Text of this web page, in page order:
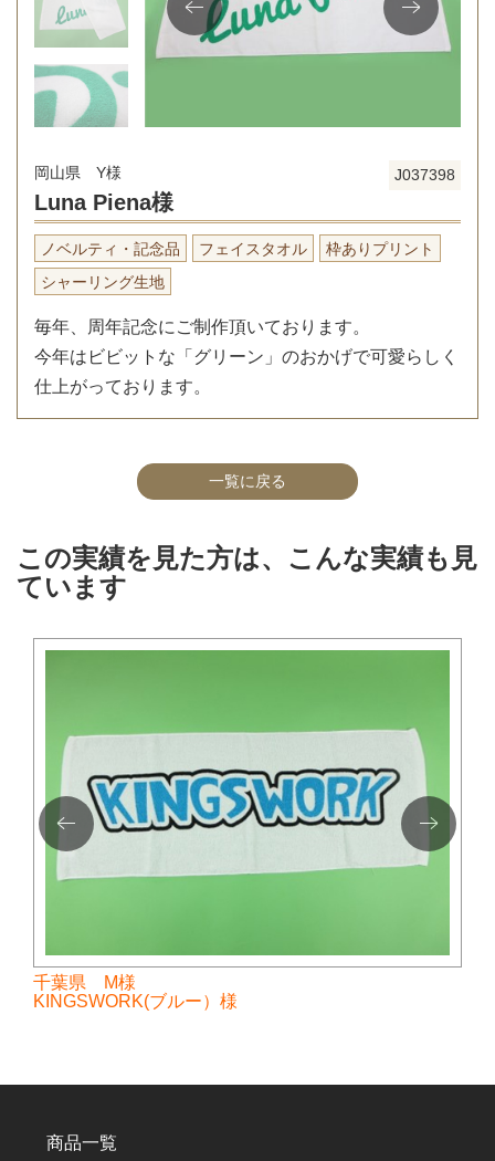
J037398
岡山県 Y様
Luna Piena様
ノベルティ・記念品 フェイスタオル
枠ありプリント
シャーリング生地
毎年、周年記念にご制作頂いております。
今年はビビットな「グリーン」のおかげで可愛らしく
仕上がっております。
一覧に戻る
この実績を見た方は、こんな実績も見
ています
千葉県 M様
KINGSWORK(ブルー）様
商品一覧